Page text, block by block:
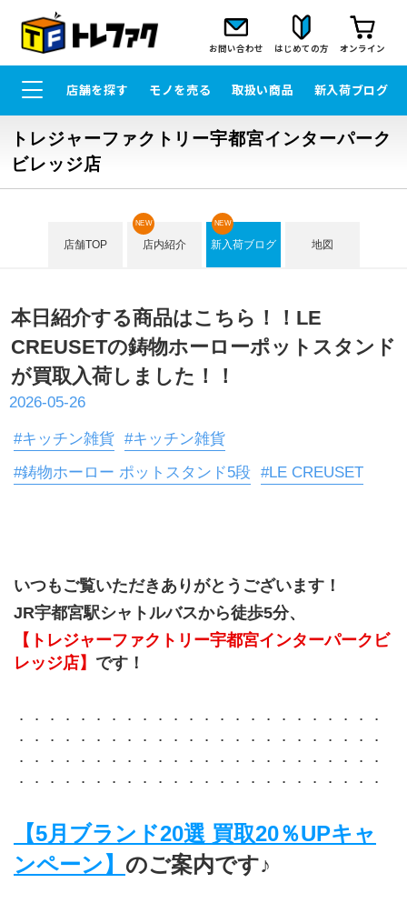
お問い合わせ はじめての方 オンライン
店舗を探す モノを売る 取扱い商品 新入荷ブログ
トレジャーファクトリー宇都宮インターパーク
ビレッジ店
店舗TOP 店内紹介
NEW
新入荷ブログ
NEW
地図
本日紹介する商品はこちら！！LE
CREUSETの鋳物ホーローポットスタンド
が買取入荷しました！！
2026-05-26
#キッチン雑貨 #キッチン雑貨
#鋳物ホーロー ポットスタンド5段 #LE CREUSET
いつもご覧いただきありがとうございます！
JR宇都宮駅シャトルバスから徒歩5分、
【トレジャーファクトリー宇都宮インターパークビ
レッジ店】 です！
．．．．．．．．．．．．．．．．．．．．．．．．
．．．．．．．．．．．．．．．．．．．．．．．．
．．．．．．．．．．．．．．．．．．．．．．．．
．．．．．．．．．．．．．．．．．．．．．．．．
【5月ブランド20選 買取20％UPキャ
ンペーン】 のご案内です♪